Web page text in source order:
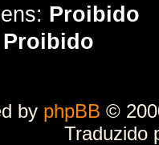
Proibido
Proibido
by phpBB ©
Traduzido